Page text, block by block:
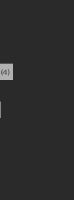
(4)